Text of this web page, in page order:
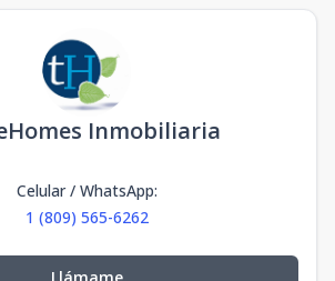
Inmobiliaria
Celular / WhatsApp:
1 (809) 565-6262